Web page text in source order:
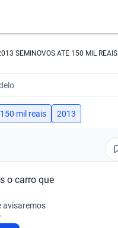
SEMINOVOS ATE 150 MIL REAIS
150 mil reais 2013
o carro que
avisaremos